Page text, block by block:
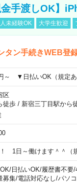
金手渡しOK】
未経験OK 大学生歓迎
タン手続きWEB登
～ ▼日払いOK（規定
区
徒歩/ 新宿三丁目駅から
1日～働けます＾＾（
/日払いOK/履歴書不要/
募集/電話対応なし/パソ